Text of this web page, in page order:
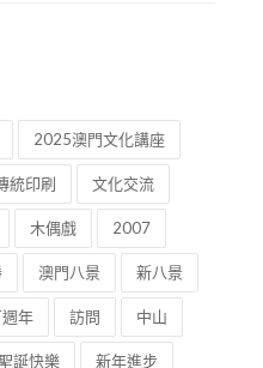
2025澳門文化講座
傳統印刷 文化交流
木偶戲 2007
澳門八景 新八景